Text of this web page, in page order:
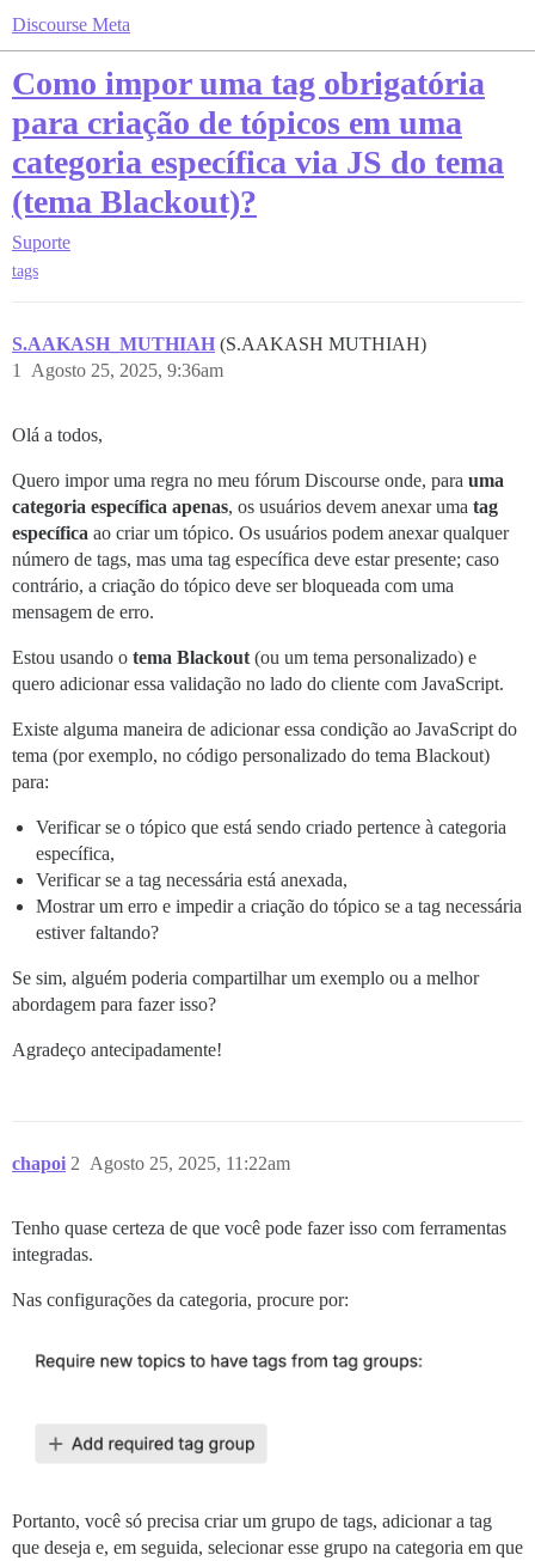
Discourse Meta
Como impor uma tag obrigatória
para criação de tópicos em uma
categoria específica via JS do tema
(tema Blackout)?
Suporte
tags
S.AAKASH_MUTHIAH (S.AAKASH MUTHIAH)
Agosto 25, 2025, 9:36am
1
Olá a todos,
Quero impor uma regra no meu fórum Discourse onde, para uma
categoria específica apenas, os usuários devem anexar uma tag
específica ao criar um tópico. Os usuários podem anexar qualquer
número de tags, mas uma tag específica deve estar presente; caso
contrário, a criação do tópico deve ser bloqueada com uma
mensagem de erro.
Estou usando o tema Blackout (ou um tema personalizado) e
quero adicionar essa validação no lado do cliente com JavaScript.
Existe alguma maneira de adicionar essa condição ao JavaScript do
tema (por exemplo, no código personalizado do tema Blackout)
para:
Verificar se o tópico que está sendo criado pertence à categoria
específica,
Verificar se a tag necessária está anexada,
Mostrar um erro e impedir a criação do tópico se a tag necessária
estiver faltando?
Se sim, alguém poderia compartilhar um exemplo ou a melhor
abordagem para fazer isso?
Agradeço antecipadamente!
chapoi Agosto 25, 2025, 11:22am
2
Tenho quase certeza de que você pode fazer isso com ferramentas
integradas.
Nas configurações da categoria, procure por:
Portanto, você só precisa criar um grupo de tags, adicionar a tag
que deseja e, em seguida, selecionar esse grupo na categoria em que